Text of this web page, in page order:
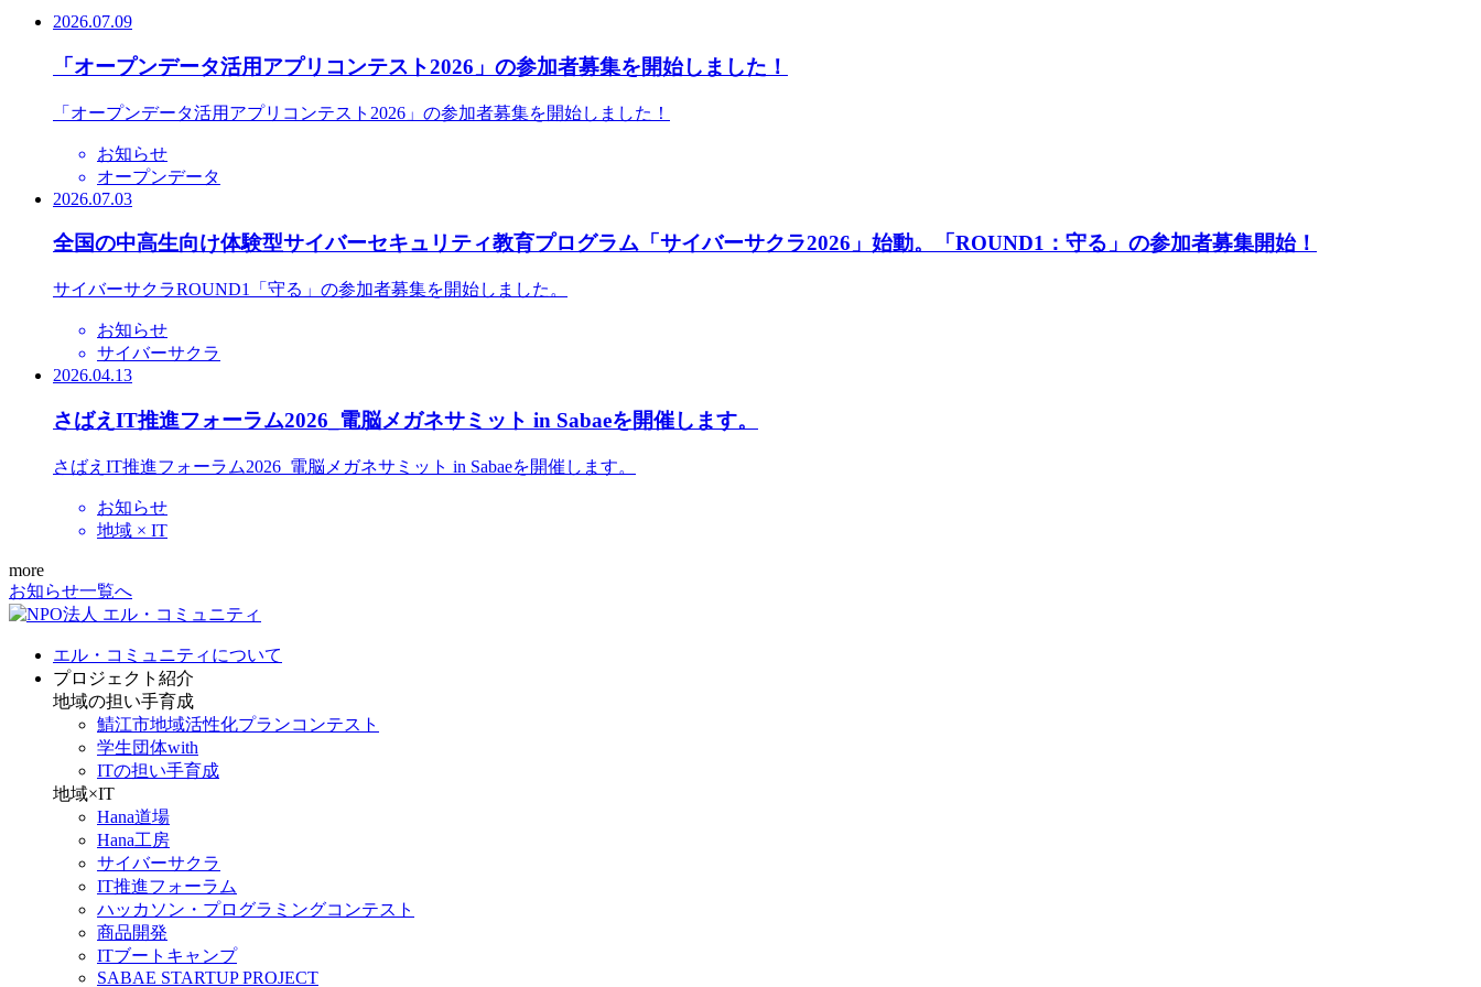
2026.07.09
「オープンデータ活用アプリコンテスト2026」の参加者募集を開始しました！
「オープンデータ活用アプリコンテスト2026」の参加者募集を開始しました！
お知らせ
オープンデータ
2026.07.03
全国の中高生向け体験型サイバーセキュリティ教育プログラム「サイバーサクラ2026」始動。「ROUND1：守る」の参加者募集開始！
サイバーサクラROUND1「守る」の参加者募集を開始しました。
お知らせ
サイバーサクラ
2026.04.13
さばえIT推進フォーラム2026_電脳メガネサミット in Sabaeを開催します。
さばえIT推進フォーラム2026_電脳メガネサミット in Sabaeを開催します。
お知らせ
地域 × IT
more
お知らせ一覧へ
エル・コミュニティについて
プロジェクト紹介
地域の担い手育成
鯖江市地域活性化プランコンテスト
学生団体with
ITの担い手育成
地域×IT
Hana道場
Hana工房
サイバーサクラ
IT推進フォーラム
ハッカソン・プログラミングコンテスト
商品開発
ITブートキャンプ
SABAE STARTUP PROJECT